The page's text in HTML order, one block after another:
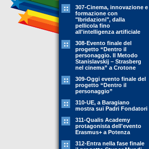
307-Cinema, innovazione e
formazione con
"Ibridazioni", dalla
pellicola fino
all'intelligenza artificiale
308-Evento finale del
progetto “Dentro il
personaggio. Il Metodo
Stanislavskij – Strasberg
nel cinema” a Crotone
309-Oggi evento finale del
progetto “Dentro il
personaggio”
310-UE, a Baragiano
mostra sui Padri Fondatori
311-Qualis Academy
protagonista dell'evento
Erasmus+ a Potenza
312-Entra nella fase finale